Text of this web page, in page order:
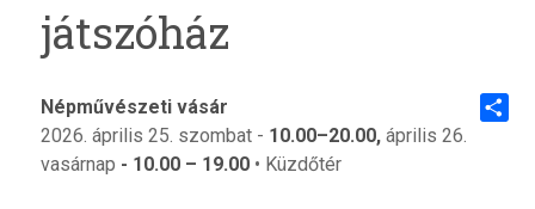
játszóház
Népművészeti vásár
2026. április 25. szombat - 10.00–20.00, április 26.
vasárnap - 10.00 – 19.00• Küzdőtér